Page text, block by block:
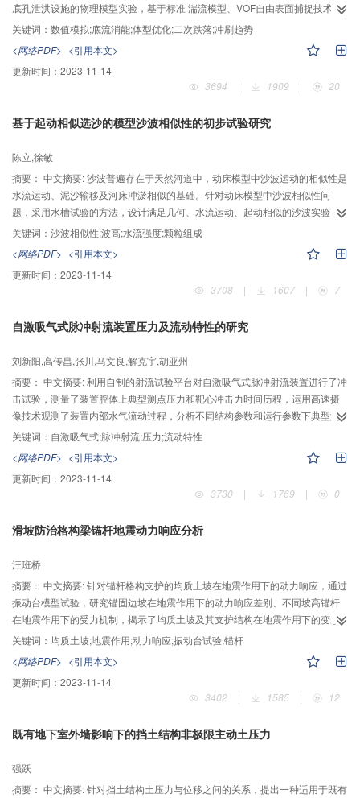
底孔泄洪设施的物理模型实验，基于标准 湍流模型、VOF自由表面捕捉技术，
对其联合泄洪三维流场进行数值模拟研究，获得了表孔溢流坝面，底孔及消力
池内的流速，水面线，压力等水力特性。通过与水工模型试验结果对比，分析
流场结构与下游河道冲刷形态间的关联机制。【结果】结果表明：原设计方案
消力池内水流波动大，流场紊乱，出池水流二次跌落大且主流下潜河床，横向
扩散不充分。相应的物理模型上，下游发生了严重的冲刷，冲刷最严重的右岸
力池体型，保留低孔与表孔消力池间施工导流墙等措施，显著改善了消力池及
为充分，横向挤压等得到充分的抑制。相应地河床冲刷的范围及深度均大为减
小，特别是原方案底孔侧对应右岸区域几乎没有发生冲刷。【结论】可见，在
局部冲刷模拟还很不成熟的情况下，可以基于流场分析的办法对下游河床冲刷
进行趋势性分析，进而指导泄水建筑物的布置与体型优化。
关键词： 数值模拟;底流消能;体型优化;二次跌落;冲刷趋势
<网络PDF> <引用本文>
更新时间： 2023-11-14
3694
| 1909 | 20
基于起动相似选沙的模型沙波相似性的初步试验研究
陈立,徐敏
摘要： 中文摘要: 沙波普遍存在于天然河道中，动床模型中沙波运动的相似性是
水流运动、泥沙输移及河床冲淤相似的基础。针对动床模型中沙波相似性问
题，采用水槽试验的方法，设计满足几何、水流运动、起动相似的沙波实验，
分析了沙波波高、沙波组成的相似性。结果表明，对于几何正态模型，在模型
沙与原型沙重率相同的情况下，沙波波高基本满足几何相似，平均偏差约在
9.2%左右；沙波波高随水流强度的变化规律是相似的， 时开始出现沙波，沙波
随着水流强度的增大而逐渐增大，当 接近2.6时，沙波达到最大波高；沙波相同
部位的颗粒组成也是相似的。即原型沙与模型沙在重率、形状相同的条件下，
关键词： 沙波相似性;波高;水流强度;颗粒组成
<网络PDF> <引用本文>
更新时间： 2023-11-14
3708
| 1607 | 7
自激吸气式脉冲射流装置压力及流动特性的研究
刘新阳,高传昌,张川,马文良,解克宇,胡亚州
摘要： 中文摘要: 利用自制的射流试验平台对自激吸气式脉冲射流装置进行了冲
击试验，测量了装置腔体上典型测点压力和靶心冲击力时间历程，运用高速摄
像技术观测了装置内部水气流动过程，分析不同结构参数和运行参数下典型测
点压力与冲击力脉冲效果，研究了典型测点压力、冲击力脉冲效果与水气流动
过程之间的关系。研究结果表明：腔长、下喷嘴直径、工作压力和围压对吸气
量有明显的影响；腔长和下喷嘴直径对碰撞体测点压力脉冲效果、冲击力时均
值及其脉冲效果均有较大影响，存在着最佳结构参数使装置吸气量、冲击力时
均值最大且脉冲效果最好；工作压力和围压对冲击力时均值及其脉冲效果影响
和冲击力脉冲效果存在着明显的对应关系，解释了装置产生脉冲射流的原因。
关键词： 自激吸气式;脉冲射流;压力;流动特性
<网络PDF> <引用本文>
更新时间： 2023-11-14
3730
| 1769 | 0
滑坡防治格构梁锚杆地震动力响应分析
汪班桥
摘要： 中文摘要: 针对锚杆格构支护的均质土坡在地震作用下的动力响应，通过
振动台模型试验，研究锚固边坡在地震作用下的动力响应差别、不同坡高锚杆
在地震作用下的受力机制，揭示了均质土坡及其支护结构在地震作用下的变形
破坏机理。结果表明:地震激励作用下，锚杆的动应变对低频、高量级加速度的
地震波反应较为敏感；加速度量级由低→中→高变化时，锚固边坡中承担较大
荷载作用的锚杆位置也发生着变化，对应的调整顺序为：中层→顶层→中层；
地震强度足够大时，中层锚杆首先破坏，其次是底层锚杆。所以地震荷载作用
下锚固边坡的设计不仅要遵循传统的设计思想“强腰固脚”，而且要对上部锚杆的
小震作用下边坡动力响应的差异。研究结果为更加合理地进行锚杆抗震设计提
关键词： 均质土坡;地震作用;动力响应;振动台试验;锚杆
<网络PDF> <引用本文>
更新时间： 2023-11-14
3402
| 1585 | 12
既有地下室外墙影响下的挡土结构非极限主动土压力
强跃
摘要： 中文摘要: 针对挡土结构土压力与位移之间的关系，提出一种适用于既有